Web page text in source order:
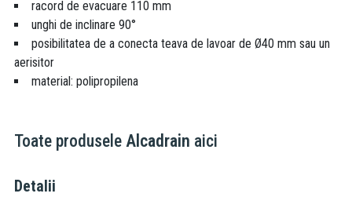
racord de evacuare 110 mm
unghi de inclinare 90°
posibilitatea de a conecta teava de lavoar de Ø40 mm sau un
aerisitor
material: polipropilena
Toate produsele Alcadrain aici
Detalii